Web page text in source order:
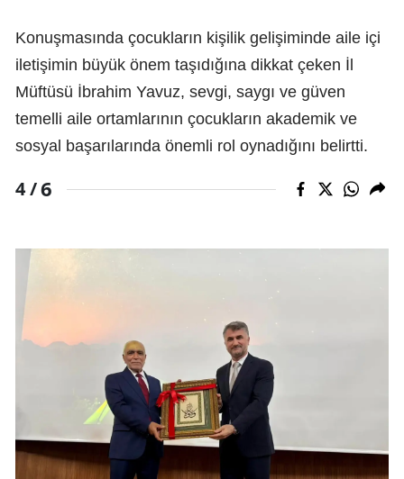
Konuşmasında çocukların kişilik gelişiminde aile içi
iletişimin büyük önem taşıdığına dikkat çeken İl
Müftüsü İbrahim Yavuz, sevgi, saygı ve güven
temelli aile ortamlarının çocukların akademik ve
sosyal başarılarında önemli rol oynadığını belirtti.
4 /6